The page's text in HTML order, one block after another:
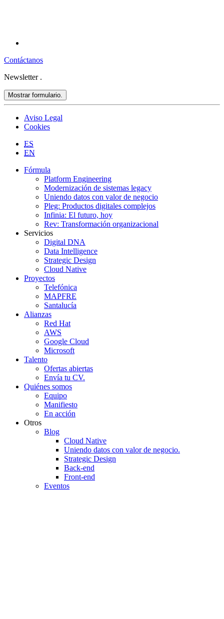
Contáctanos
Newsletter .
Mostrar formulario.
Aviso Legal
Cookies
ES
EN
Fórmula
Platform Engineering
Modernización de sistemas legacy
Uniendo datos con valor de negocio
Pleg: Productos digitales complejos
Infinia: El futuro, hoy
Rev: Transformación organizacional
Servicios
Digital DNA
Data Intelligence
Strategic Design
Cloud Native
Proyectos
Telefónica
MAPFRE
Santalucía
Alianzas
Red Hat
AWS
Google Cloud
Microsoft
Talento
Ofertas abiertas
Envía tu CV.
Quiénes somos
Equipo
Manifiesto
En acción
Otros
Blog
Cloud Native
Uniendo datos con valor de negocio.
Strategic Design
Back-end
Front-end
Eventos